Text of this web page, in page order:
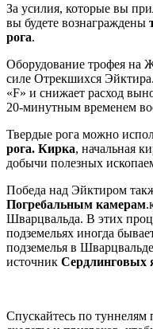
За усилия, которые вы
вы будете вознаграждены
рога.
Оборудование трофея на
силе Отрекшихся
«F» и снижает расход
20-минутным временем
Твердые рога можно
рога. Кирка, начальная
добычи полезных
Победа над Эйктиром
Погребальным камерам
Шварцвальда. В этих
подземельях иногда
подземелья в
источник Сердлинговых
Спускайтесь по туннелям